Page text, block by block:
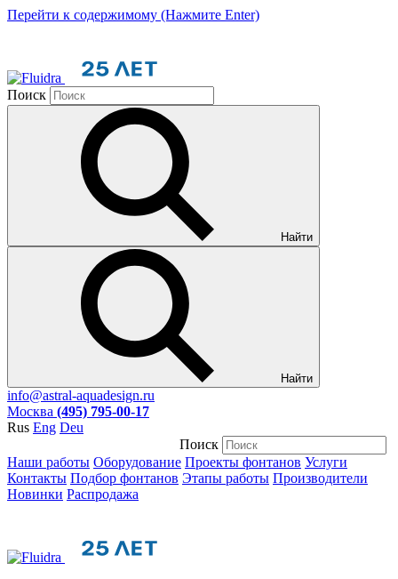
Перейти к содержимому (Нажмите Enter)
Поиск
Найти
Найти
info@astral-aquadesign.ru
Москва (495) 795-00-17
Rus Eng Deu
Поиск
Наши работы Оборудование Проекты фонтанов Услуги
Контакты Подбор фонтанов Этапы работы Производители
Новинки Распродажа